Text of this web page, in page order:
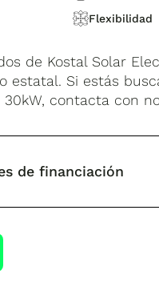
Flexibilidad
de Kostal Solar
estatal. Si estás
30kW, contacta con
de financiación